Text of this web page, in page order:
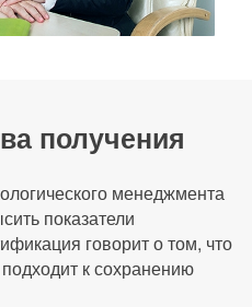
получения
менеджмента
показатели
говорит о том, что
к сохранению